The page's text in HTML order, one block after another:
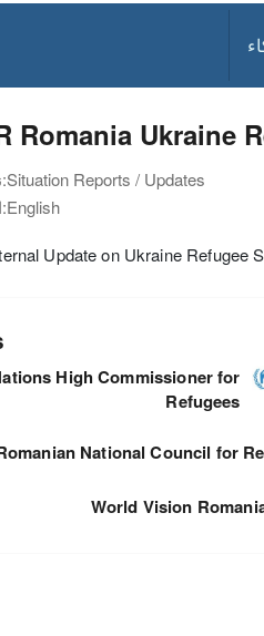
Romania Ukraine
نوع الوثيقة:Situation Reports / Updates
اللغة:English
Update on Ukraine Refugee
High Commissioner for
Refugees
National Council for
World Vision